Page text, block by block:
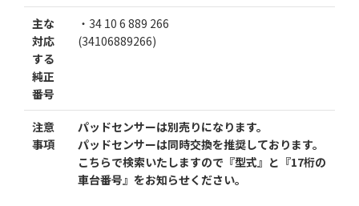
主な
対応
する
純正
番号
・34 10 6 889 266
(34106889266)
注意
事項
パッドセンサーは別売りになります。
パッドセンサーは同時交換を推奨しております。
こちらで検索いたしますので『型式』と『17桁の
車台番号』をお知らせください。